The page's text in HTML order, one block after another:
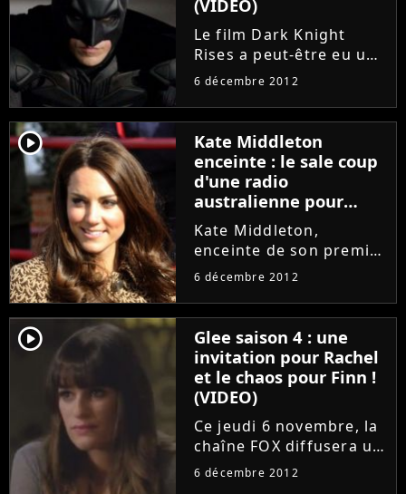
(VIDEO)
Le film Dark Knight
Rises a peut-être eu un
succès énorme en salles
dire qu'il n'avait pas
quelques incohérences !
Si le long-métrage de
Christopher Nolan
avait...
6 décembre 2012
player2
Kate Middleton
enceinte : le sale coup
d'une radio
australienne pour
obtenir des infos
Kate Middleton,
enceinte de son premier
enfant avec le Prince
faire : les médias sont
prêts à tout pour
obtenir des
informations sur sa
grossesse. Alors que...
6 décembre 2012
player2
Glee saison 4 : une
invitation pour Rachel
et le chaos pour Finn !
(VIDEO)
Ce jeudi 6 novembre, la
chaîne FOX diffusera un
nouvel épisode de la
6 décembre 2012